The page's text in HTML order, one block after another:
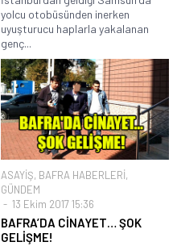
yolcu otobüsünden inerken
uyuşturucu haplarla yakalanan
genç...
ASAYİŞ, BAFRA HABERLERİ,
GÜNDEM
13 Ekim 2017 15:36
BAFRA’DA CİNAYET… ŞOK
GELİŞME!